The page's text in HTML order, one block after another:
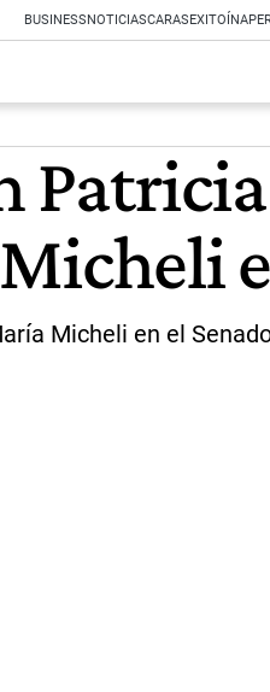
BUSINESSNOTICIASCARASEXITOÍNA
Micheli en el